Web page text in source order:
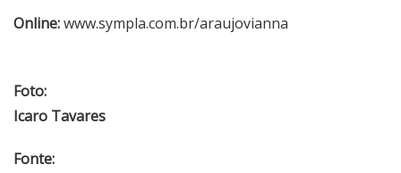
Online:www.sympla.com.br/araujovianna
Foto:
Icaro Tavares
Fonte: